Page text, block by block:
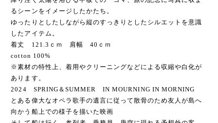
るシーンをイメージしたかたち。
ゆったりとしたしながら縦のすっきりとしたシルエットを意識
したアイテム。
着丈 121.3ｃｍ 肩幅 40ｃｍ
cotton 100%
※素材の特性上、着用やクリーニングなどによる収縮や白化が
あります。
2024 SPRING＆SUMMER IN MOURNING IN MORNING
とある偉大なオペラ歌手の遺言に従って散骨のため友人が島へ
向かう船上での様子を描いた映画